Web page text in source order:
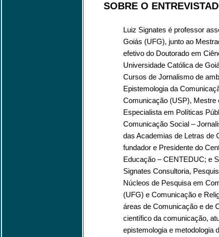
SOBRE O
Luiz Signates é professor
Goiás (UFG), junto ao
efetivo do Doutorado em
Universidade Católica de
Cursos de Jornalismo de
Epistemologia da
Comunicação (USP),
Especialista em Políticas
Comunicação Social –
das Academias de Letras de
fundador e Presidente do
Educação – CENTEDUC; e
Signates Consultoria,
Núcleos de Pesquisa em
(UFG) e Comunicação e
áreas de Comunicação e de
científico da comunicação,
epistemologia e metodologia